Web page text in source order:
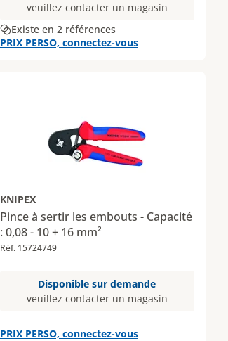
veuillez contacter un magasin
Existe en 2 références
PRIX PERSO, connectez-vous
KNIPEX
Pince à sertir les embouts - Capacité
: 0,08 - 10 + 16 mm²
Réf. 15724749
Disponible sur demande
veuillez contacter un magasin
PRIX PERSO, connectez-vous